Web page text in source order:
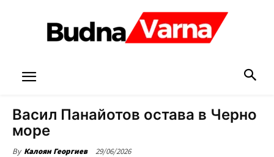
Васил Панайотов остава в Черно
море
By Калоян Георгиев 29/06/2026